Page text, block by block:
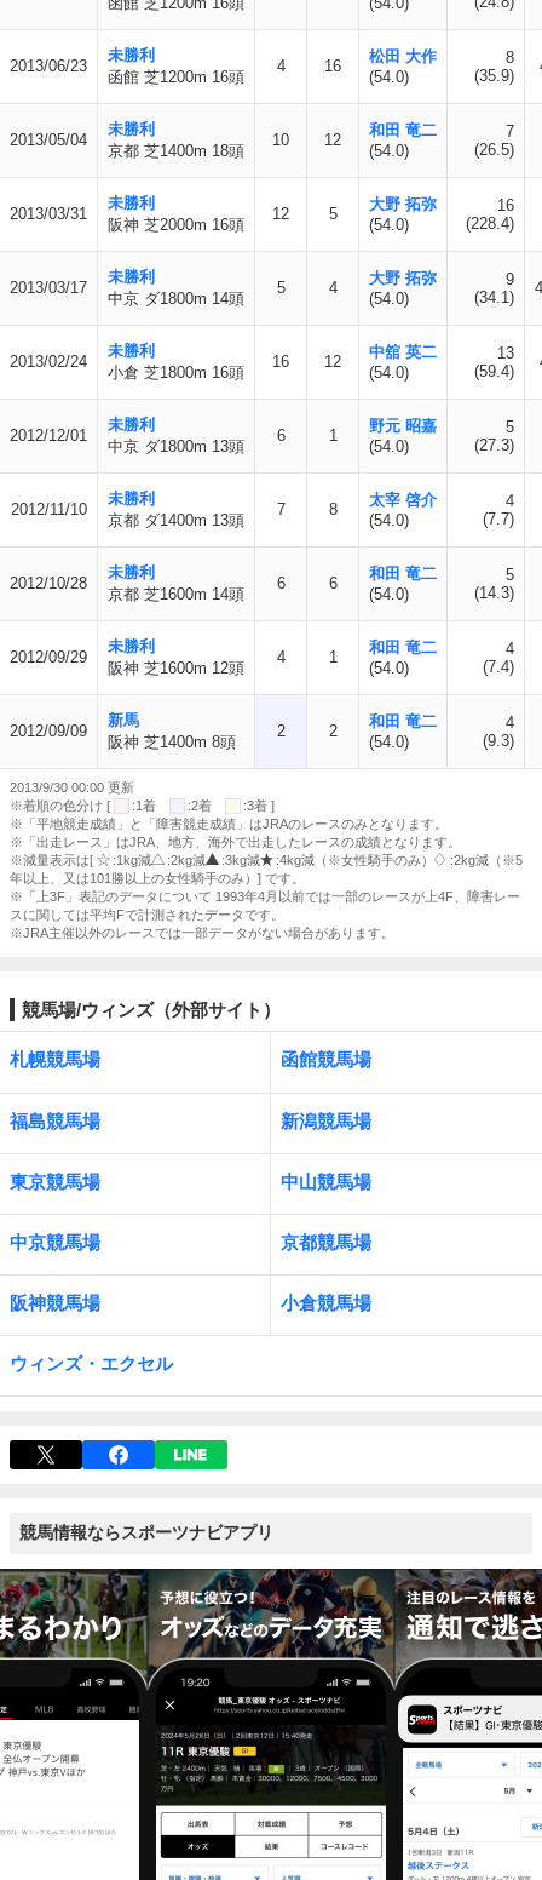
2013/06/23
未勝利
函館 芝1200m 16頭
4 16
松田 大作
(54.0)
8
(35.9)
2013/05/04
未勝利
京都 芝1400m 18頭
10 12
和田 竜二
(54.0)
7
(26.5)
2013/03/31
未勝利
阪神 芝2000m 16頭
12 5
大野 拓弥
(54.0)
16
(228.4)
2013/03/17
未勝利
中京 ダ1800m 14頭
5 4
大野 拓弥
(54.0)
9
(34.1)
2013/02/24
未勝利
小倉 芝1800m 16頭
16 12
中舘 英二
(54.0)
13
(59.4)
2012/12/01
未勝利
中京 ダ1800m 13頭
6 1
野元 昭嘉
(54.0)
5
(27.3)
2012/11/10
未勝利
京都 ダ1400m 13頭
7 8
太宰 啓介
(54.0)
4
(7.7)
2012/10/28
未勝利
京都 芝1600m 14頭
6 6
和田 竜二
(54.0)
5
(14.3)
2012/09/29
未勝利
阪神 芝1600m 12頭
4 1
和田 竜二
(54.0)
4
(7.4)
2012/09/09
新馬
阪神 芝1400m 8頭
2 2
和田 竜二
(54.0)
4
(9.3)
2013/9/30 00:00 更新
※着順の色分け [
:1着 :2着
:3着 ]
※「平地競走成績」と「障害競走成績」はJRAのレースのみとなります。
※「出走レース」はJRA、地方、海外で出走したレースの成績となります。
※減量表示は[
:1kg減 :2kg減 :3kg減 :4kg減（※女性騎手のみ）
:2kg減（※5
年以上、又は101勝以上の女性騎手のみ）] です。
※「上3F」表記のデータについて 1993年4月以前では一部のレースが上4F、障害レー
スに関しては平均Fで計測されたデータです。
※JRA主催以外のレースでは一部データがない場合があります。
競馬場/ウィンズ（外部サイト）
札幌競馬場 函館競馬場
福島競馬場 新潟競馬場
東京競馬場 中山競馬場
中京競馬場 京都競馬場
阪神競馬場 小倉競馬場
ウィンズ・エクセル
競馬情報ならスポーツナビアプリ